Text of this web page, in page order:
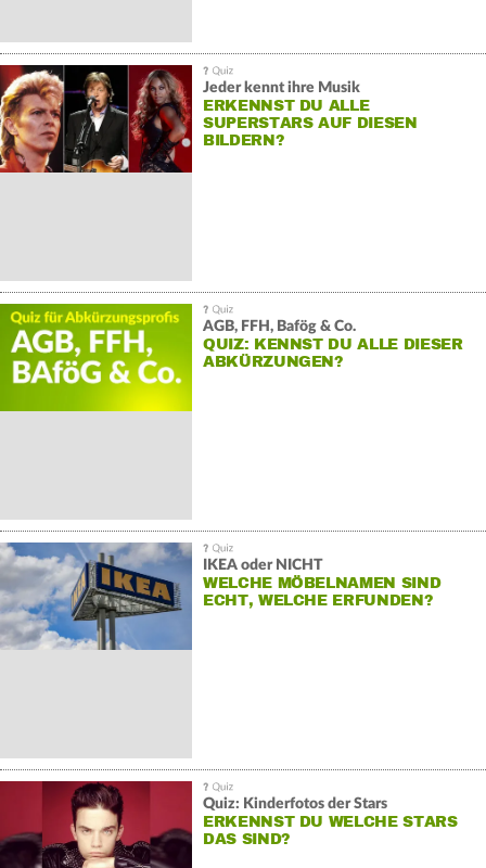
Jeder kennt ihre Musik
ERKENNST DU ALLE
SUPERSTARS AUF DIESEN
BILDERN?
AGB, FFH, Bafög & Co.
QUIZ: KENNST DU ALLE DIESER
ABKÜRZUNGEN?
IKEA oder NICHT
WELCHE MÖBELNAMEN SIND
ECHT, WELCHE ERFUNDEN?
Quiz: Kinderfotos der Stars
ERKENNST DU WELCHE STARS
DAS SIND?